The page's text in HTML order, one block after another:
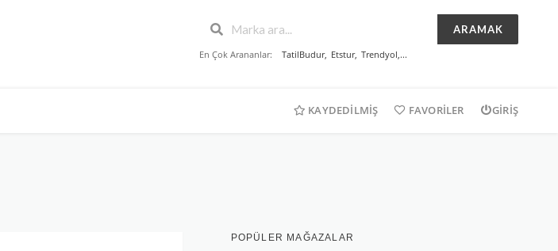
ARAMAK
En Çok Arananlar: TatilBudur, Etstur, Trendyol,...
KAYDEDILMIŞ FAVORILER GIRIŞ
POPÜLER MAĞAZALAR